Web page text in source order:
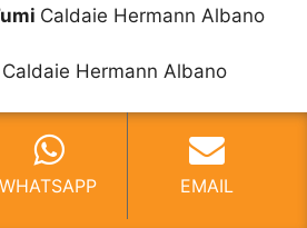
Caldaie Hermann Albano
Caldaie Hermann Albano
WHATSAPP EMAIL